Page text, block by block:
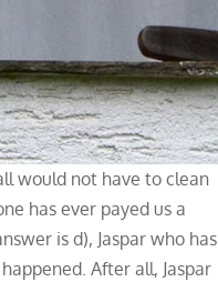
would not have to clean
has ever payed us a
is d), Jaspar who has
After all, Jaspar